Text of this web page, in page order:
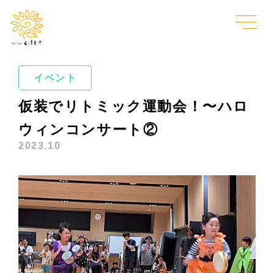
イベント
仮装でリトミック運動会！〜ハロ
ウィンコンサート②
2023.10